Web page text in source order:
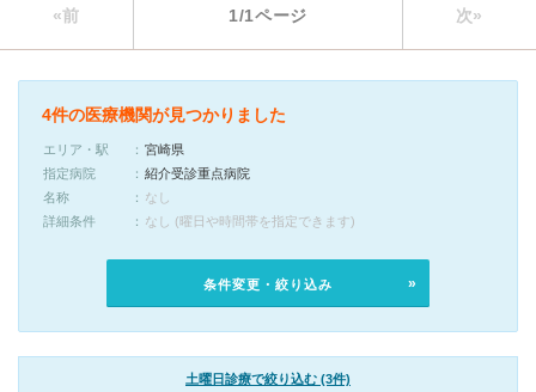
«前 1/1ページ 次»
4件の医療機関が見つかりました
エリア・駅
宮崎県
指定病院
紹介受診重点病院
名称
なし
詳細条件
なし (曜日や時間帯を指定できます)
条件変更・絞り込み
土曜日診療で絞り込む (3件)